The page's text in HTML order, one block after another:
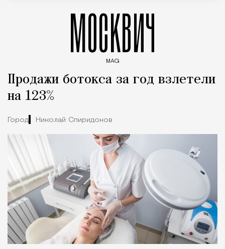
МОСКВИЧ
MAG
Продажи ботокса за год взлетели
на 123%
Город Николай Спиридонов